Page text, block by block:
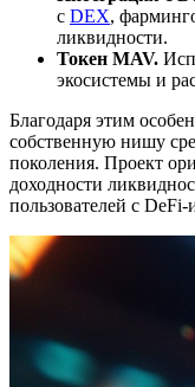
с DEX,
ликвидности.
Токен MAV.
экосистемы и
Благодаря этим
собственную нишу
поколения. Проект
доходности
пользователей с